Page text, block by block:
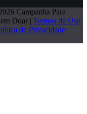
Campanha Para
Doar | Termos de Uso
de Privacidade |